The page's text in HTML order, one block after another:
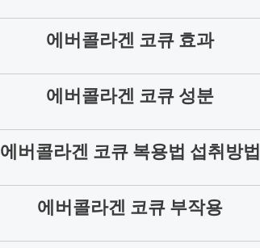
에버콜라겐 코큐 효과
에버콜라겐 코큐 성분
에버콜라겐 코큐 복용법 섭취방법
에버콜라겐 코큐 부작용